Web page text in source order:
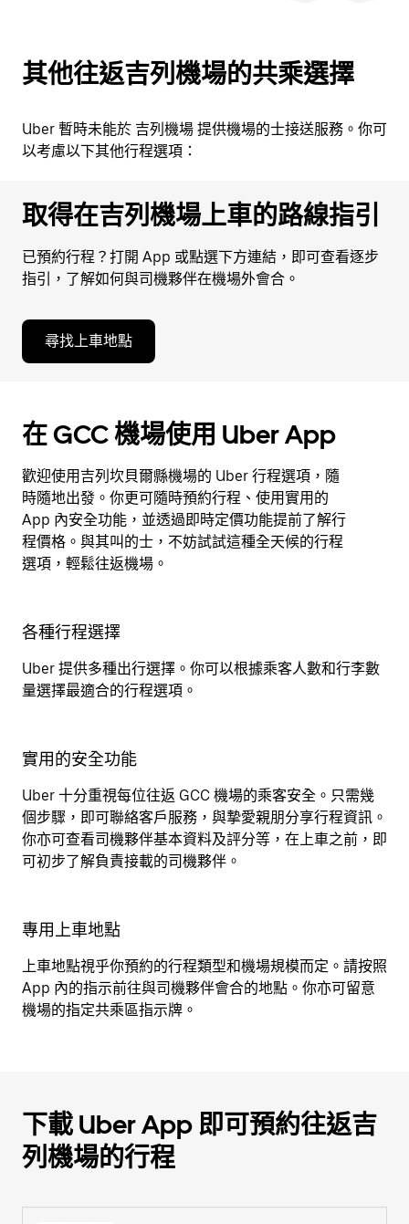
其他往返吉列機場的共乘選擇
Uber 暫時未能於 吉列機場 提供機場的士接送服務。你可
以考慮以下其他行程選項：
取得在吉列機場上車的路線指引
已預約行程？打開 App 或點選下方連結，即可查看逐步
指引，了解如何與司機夥伴在機場外會合。
尋找上車地點
在 GCC 機場使用 Uber App
歡迎使用吉列坎貝爾縣機場的 Uber 行程選項，隨
時隨地出發。你更可隨時預約行程、使用實用的
App 內安全功能，並透過即時定價功能提前了解行
程價格。與其叫的士，不妨試試這種全天候的行程
選項，輕鬆往返機場。
各種行程選擇
Uber 提供多種出行選擇。你可以根據乘客人數和行李數
量選擇最適合的行程選項。
實用的安全功能
Uber 十分重視每位往返 GCC 機場的乘客安全。只需幾
個步驟，即可聯絡客戶服務，與摯愛親朋分享行程資訊。
你亦可查看司機夥伴基本資料及評分等，在上車之前，即
可初步了解負責接載的司機夥伴。
專用上車地點
上車地點視乎你預約的行程類型和機場規模而定。請按照
App 內的指示前往與司機夥伴會合的地點。你亦可留意
機場的指定共乘區指示牌。
下載 Uber App 即可預約往返吉
列機場的行程